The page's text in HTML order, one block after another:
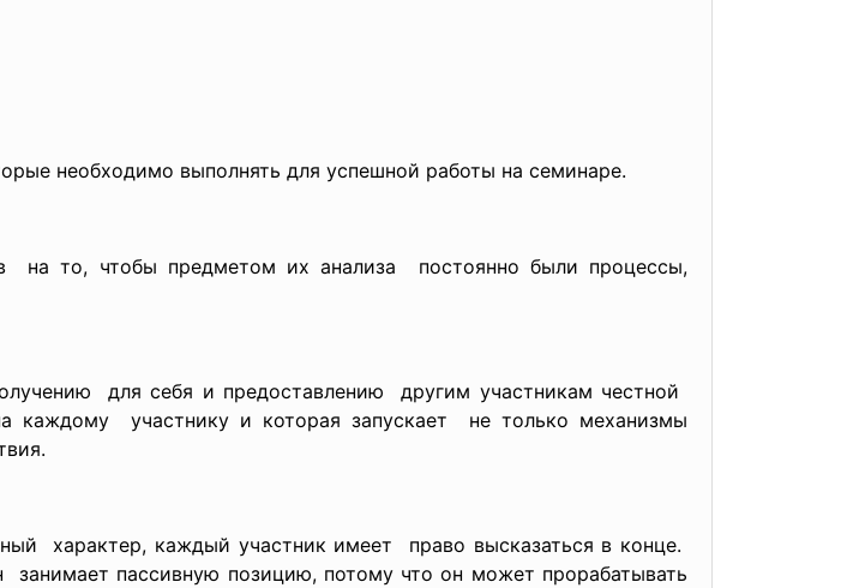
необходимо выполнять для успешной работы на семинаре.
на то, чтобы предметом их анализа постоянно были процессы,
для себя и предоставлению другим участникам честной
каждому участнику и которая запускает не только механизмы
характер, каждый участник имеет право высказаться в конце.
занимает пассивную позицию, потому что он может прорабатывать